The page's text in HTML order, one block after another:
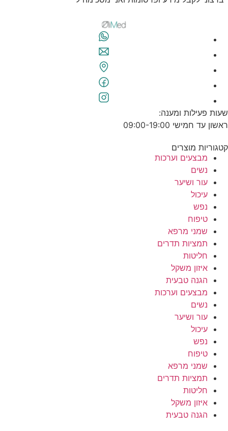
שעות פעילות ומענה:
ראשון עד חמישי 09:00-19:00
קטגוריות מוצרים
מבצעים וערכות
נשים
עור ושיער
עיכול
נפש
טיפוח
שמני מרפא
תמציות תדרים
חליטות
איזון משקל
הגנה טבעית
מבצעים וערכות
נשים
עור ושיער
עיכול
נפש
טיפוח
שמני מרפא
תמציות תדרים
חליטות
איזון משקל
הגנה טבעית